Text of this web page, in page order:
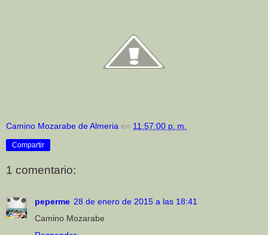
Camino Mozarabe de Almeria en 11:57:00 p. m.
Compartir
1 comentario:
peperme 28 de enero de 2015 a las 18:41
Camino Mozarabe